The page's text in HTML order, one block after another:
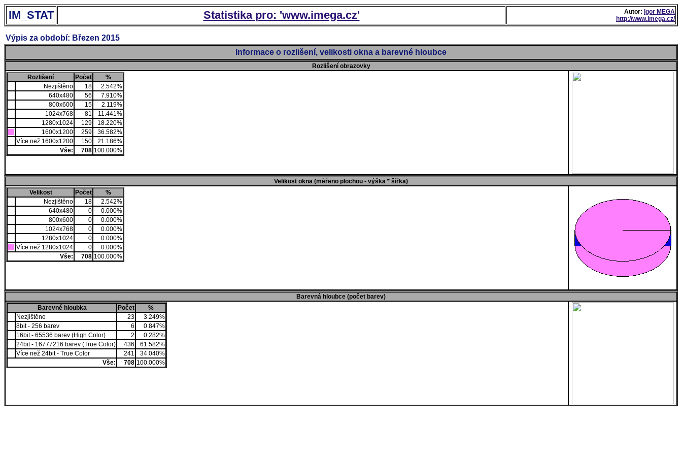
IM_STAT Statistika pro: 'www.imega.cz' Autor: Igor MEGA
http://www.imega.cz/
Výpis za období: Březen 2015
Informace o rozlišení, velikosti okna a barevné hloubce
Rozlišení obrazovky
Rozlišení
Počet
%
Nezjištěno
18
2.542%
640x480
56
7.910%
800x600
15
2.119%
1024x768
81
11.441%
1280x1024
129
18.220%
1600x1200
259
36.582%
Více než 1600x1200
150
21.186%
Vše:
708 100.000%
Velikost okna (měřeno plochou - výška * šířka)
Velikost
Počet
%
Nezjištěno
18
2.542%
640x480
0
0.000%
800x600
0
0.000%
1024x768
0
0.000%
1280x1024
0
0.000%
Více než 1280x1024
0
0.000%
Vše:
708 100.000%
Barevná hloubce (počet barev)
Barevné hloubka
Počet
%
Nezjištěno
23
3.249%
8bit - 256 barev
6
0.847%
16bit - 65536 barev (High Color)
2
0.282%
24bit - 16777216 barev (True Color)
436
61.582%
Více než 24bit - True Color
241
34.040%
Vše:
708 100.000%